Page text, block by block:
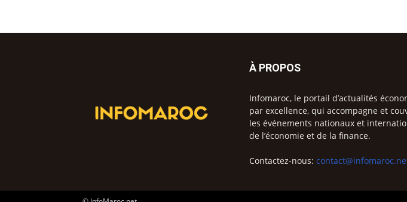
À PROPOS
Infomaroc, le portail d’actualités
par excellence, qui accompagne et
les événements nationaux et
de l’économie et de la finance.
Contactez-nous: